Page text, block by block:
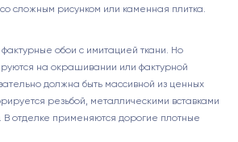
сложным рисунком или каменная плитка.
обои с имитацией ткани. Но
на окрашивании или фактурной
должна быть массивной из ценных
резьбой, металлическими вставками
В отделке применяются дорогие плотные